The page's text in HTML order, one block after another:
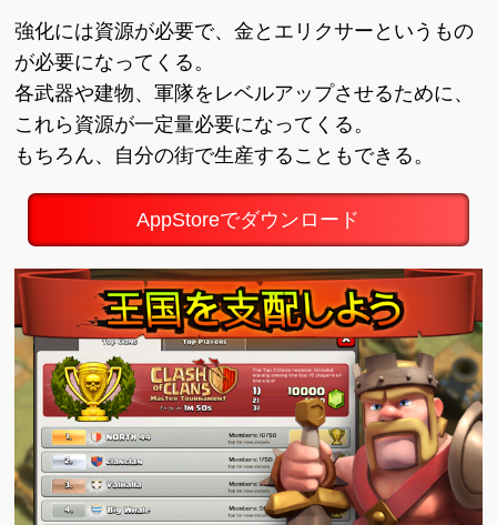
強化には資源が必要で、金とエリクサーというもの
が必要になってくる。
各武器や建物、軍隊をレベルアップさせるために、
これら資源が一定量必要になってくる。
もちろん、自分の街で生産することもできる。
AppStoreでダウンロード